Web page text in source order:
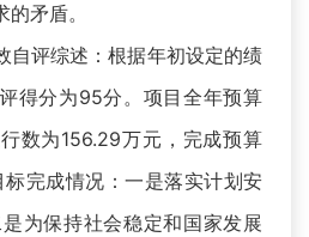
矛盾。
自评综述：根据年初设定的绩
得分为95分。项目全年预算
数为156.29万元，完成预算
完成情况：一是落实计划安
为保持社会稳定和国家发展